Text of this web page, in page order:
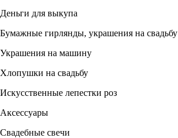
Деньги для выкупа
Бумажные гирлянды, украшения на свадьбу
Украшения на машину
Хлопушки на свадьбу
Искусственные лепестки роз
Аксессуары
Свадебные свечи